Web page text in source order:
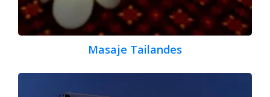
Masaje Tailandes